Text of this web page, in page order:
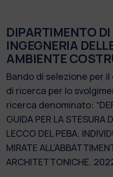
DIPARTIMENTO
INGEGNERIA
AMBIENTE
Bando di selezione per
di ricerca per lo
ricerca denominato:
GUIDA PER LA STESURA
LECCO DEL PEBA.
MIRATE
ARCHITETTONICHE.